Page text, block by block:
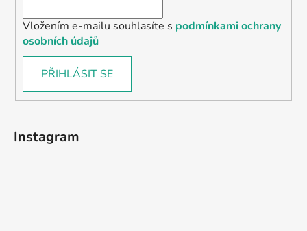
Vložením e-mailu souhlasíte s podmínkami ochrany
osobních údajů
PŘIHLÁSIT SE
Instagram